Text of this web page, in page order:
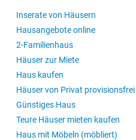
Inserate von Häusern
Hausangebote online
2-Familienhaus
Häuser zur Miete
Haus kaufen
Häuser von Privat provisionsfrei
Günstiges Haus
Teure Häuser mieten kaufen
Haus mit Möbeln (möbliert)